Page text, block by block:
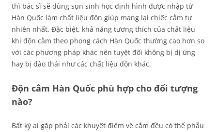
thì bác sĩ sẽ dùng sụn sinh học định hình được nhập từ
Hàn Quốc làm chất liệu độn giúp mang lại chiếc cằm tự
nhiên nhất. Đặc biệt, khả năng tương thích của chất liệu
khi độn cằm theo phong cách Hàn Quốc thường cao hơn so
với các phương pháp khác nên tuyệt đối không bị dị ứng
hay bị đào thải như các chất liệu độn khác.
Độn cằm Hàn Quốc phù hợp cho đối tượng
nào?
Bất kỳ ai gặp phải các khuyết điểm về cằm đều có thể phẫu